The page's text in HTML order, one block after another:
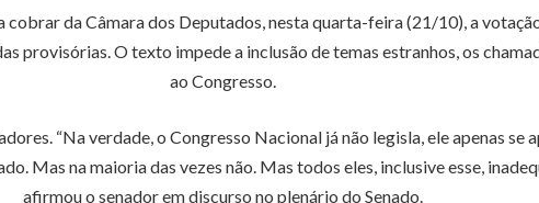
da Câmara dos Deputados, nesta quarta-feira (21/10), a
provisórias. O texto impede a inclusão de temas estranhos, os
ao Congresso.
“Na verdade, o Congresso Nacional já não legisla, ele apenas
Mas na maioria das vezes não. Mas todos eles, inclusive esse,
afirmou o senador em discurso no plenário do Senado.